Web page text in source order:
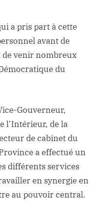
a pris part à cette
avant de
de venir nombreux
du
Gouverneur,
l’Intérieur, de la
de cabinet du
a effectué un
différents services
en synergie en
au pouvoir central.